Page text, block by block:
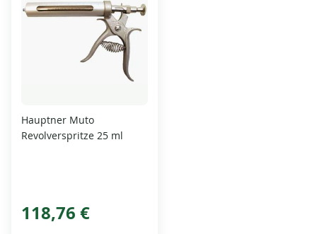
Hauptner Muto
Revolverspritze 25 ml
118,76 €